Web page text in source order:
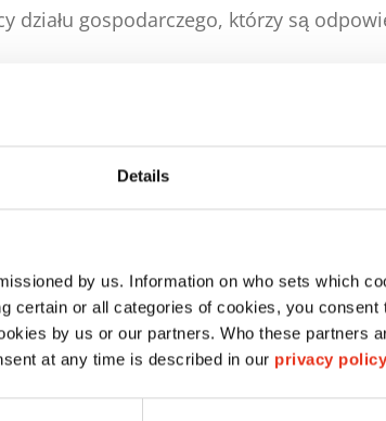
Details
by us. Information on who sets which
certain or all categories of cookies, you
by us or our partners. Who these partners
at any time is described in our privacy policy
działu gospodarczego, którzy są
inne języki na żądanie